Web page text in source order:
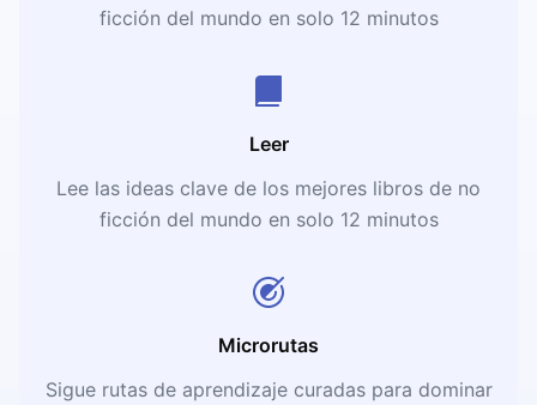
ficción del mundo en solo 12 minutos
Leer
Lee las ideas clave de los mejores libros de no
ficción del mundo en solo 12 minutos
Microrutas
Sigue rutas de aprendizaje curadas para dominar